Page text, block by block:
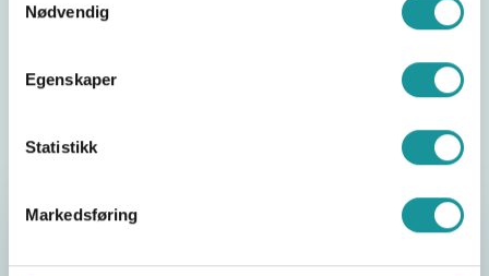
Nødvendig
Egenskaper
Statistikk
Markedsføring